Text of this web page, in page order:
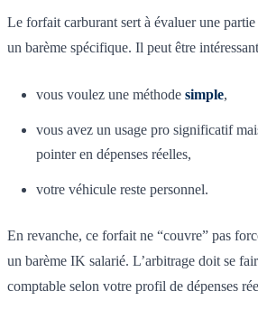
Le forfait carburant sert à évaluer une
un barème spécifique. Il peut être
vous voulez une méthode simple,
vous avez un usage pro significatif
pointer en dépenses réelles,
votre véhicule reste personnel.
En revanche, ce forfait ne “couvre” pas
un barème IK salarié. L’arbitrage doit se
comptable selon votre profil de dépenses